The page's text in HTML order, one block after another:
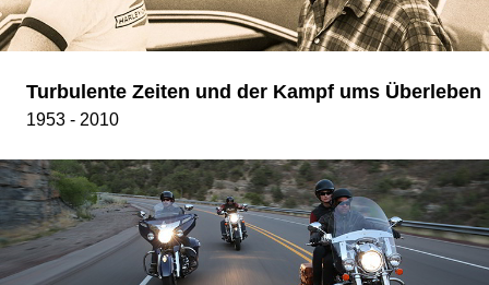
Turbulente Zeiten und der Kampf ums Überleben
1953 - 2010